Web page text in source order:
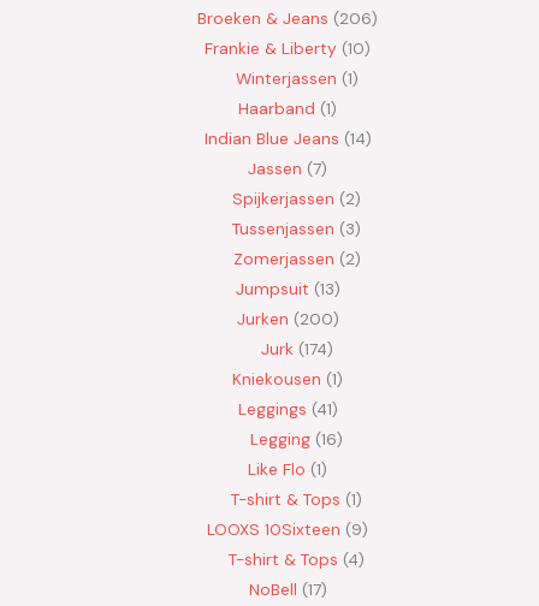
Broeken & Jeans
206
Frankie & Liberty 10
Winterjassen 1
Haarband 1
Indian Blue Jeans 14
Jassen 7
Spijkerjassen
2
Tussenjassen
3
Zomerjassen 2
Jumpsuit 13
Jurken 200
Jurk 174
Kniekousen 1
Leggings 41
Legging 16
Like Flo 1
T-shirt & Tops 1
LOOXS 10Sixteen
9
T-shirt & Tops 4
NoBell 17